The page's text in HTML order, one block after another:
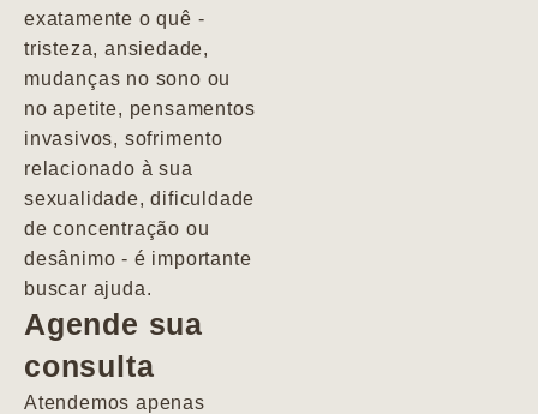
exatamente o quê -
tristeza, ansiedade,
mudanças no sono ou
no apetite, pensamentos
invasivos, sofrimento
relacionado à sua
sexualidade, dificuldade
de concentração ou
desânimo - é importante
buscar ajuda.
Agende sua
consulta
Atendemos apenas